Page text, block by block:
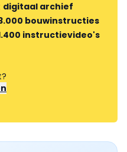
digitaal archief
bouwinstructies
instructievideo's